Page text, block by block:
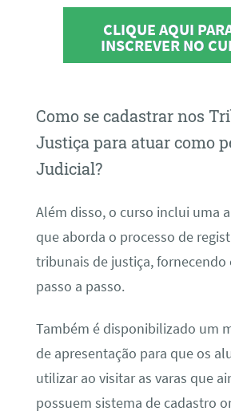
CLIQUE AQUI
INSCREVER NO
Como se cadastrar nos
Justiça para atuar como
Judicial?
Além disso, o curso inclui uma
que aborda o processo de
tribunais de justiça, fornecendo
passo a passo.
Também é disponibilizado um
de apresentação para que os
utilizar ao visitar as varas que
possuem sistema de cadastro